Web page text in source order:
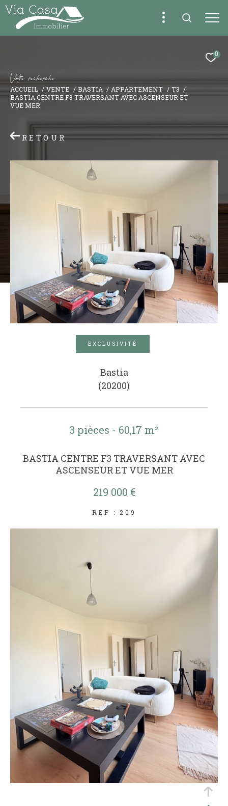
0
Votre recherche
ACCUEIL VENTE BASTIA APPARTEMENT
T3
BASTIA CENTRE F3 TRAVERSANT AVEC ASCENSEUR ET
VUE MER
RETOUR
EXCLUSIVITÉ
Bastia
(20200)
3 pièces - 60,17 m²
BASTIA CENTRE F3 TRAVERSANT AVEC
ASCENSEUR ET VUE MER
219 000 €
REF : 209